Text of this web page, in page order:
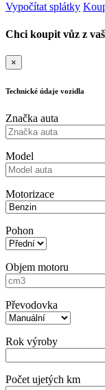
Vypočítat splátky
Chci koupit vůz z
×
Technické údaje vozidla
Značka auta
Model
Motorizace
Pohon
Objem motoru
Převodovka
Rok výroby
Počet ujetých km